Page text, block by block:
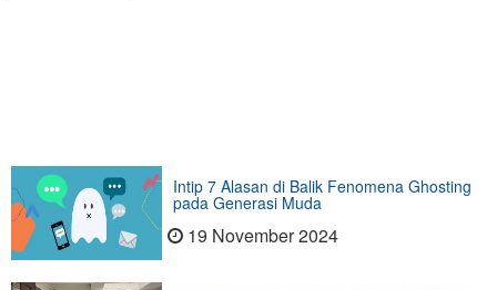
Intip 7 Alasan di Balik Fenomena Ghosting
pada Generasi Muda
19 November 2024